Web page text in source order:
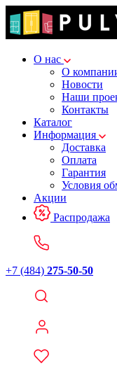
О нас
О
Новости
Наши
Контакты
Каталог
Информация
Доставка
Оплата
Гарантия
Условия
Акции
Распродажа
+7 (484) 275-50-50